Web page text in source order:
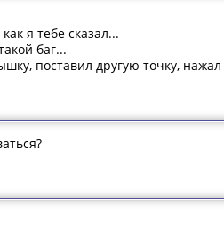
я тебе сказал...
баг...
поставил другую точку,